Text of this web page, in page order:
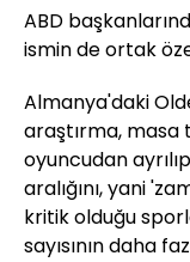
ABD
ismin de ortak
Almanya'daki
araştırma,
oyuncudan
aralığını, yani
kritik olduğu
sayısının daha